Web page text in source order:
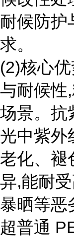
耐候防护
求。
(2)核心
与耐候性
场景。抗
光中紫外
老化、褪
异,能耐
暴晒等恶
超普通